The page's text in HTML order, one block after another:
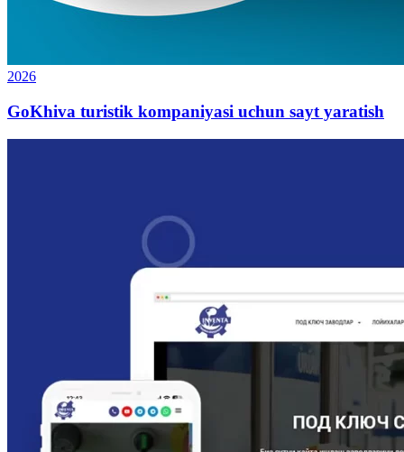
2026
GoKhiva turistik kompaniyasi uchun sayt yaratish